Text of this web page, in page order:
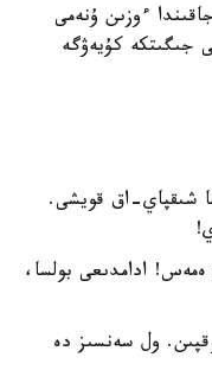
ءوزىن ۇنەمى
جىگىتكە كۇيەۋگە
شىقپاي-اق قويشى.
ادامدىعى بولسا،
ول سەنسىز دە